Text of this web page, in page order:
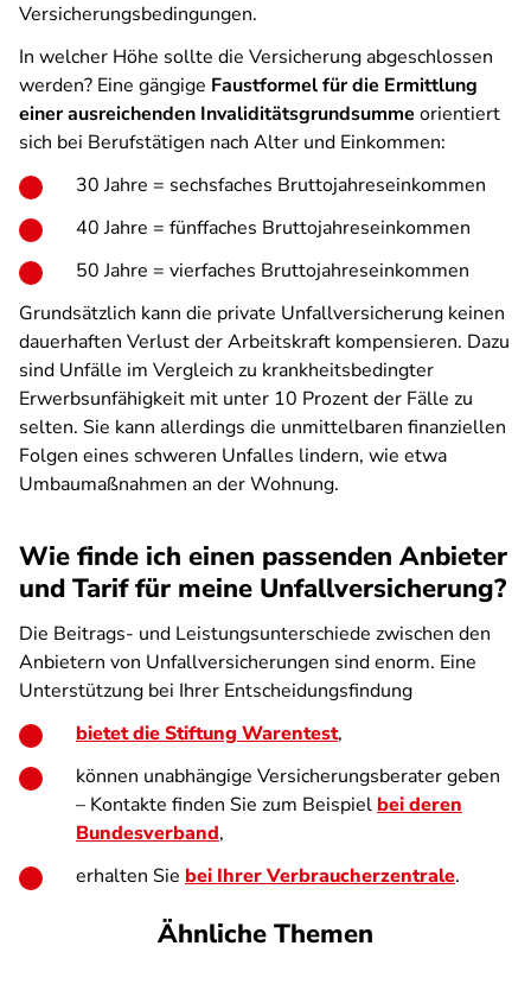
Versicherungsbedingungen.
In welcher Höhe sollte die Versicherung abgeschlossen
werden? Eine gängige Faustformel für die Ermittlung
einer ausreichenden Invaliditätsgrundsumme orientiert
sich bei Berufstätigen nach Alter und Einkommen:
30 Jahre = sechsfaches Bruttojahreseinkommen
40 Jahre = fünffaches Bruttojahreseinkommen
50 Jahre = vierfaches Bruttojahreseinkommen
Grundsätzlich kann die private Unfallversicherung keinen
dauerhaften Verlust der Arbeitskraft kompensieren. Dazu
sind Unfälle im Vergleich zu krankheitsbedingter
Erwerbsunfähigkeit mit unter 10 Prozent der Fälle zu
selten. Sie kann allerdings die unmittelbaren finanziellen
Folgen eines schweren Unfalles lindern, wie etwa
Umbaumaßnahmen an der Wohnung.
Wie finde ich einen passenden Anbieter
und Tarif für meine Unfallversicherung?
Die Beitrags- und Leistungsunterschiede zwischen den
Anbietern von Unfallversicherungen sind enorm. Eine
Unterstützung bei Ihrer Entscheidungsfindung
bietet die Stiftung Warentest,
können unabhängige Versicherungsberater geben
– Kontakte finden Sie zum Beispiel bei deren
Bundesverband,
erhalten Sie bei Ihrer Verbraucherzentrale.
Ähnliche Themen